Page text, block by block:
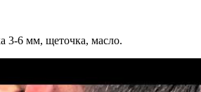
3-6 мм, щеточка, масло.